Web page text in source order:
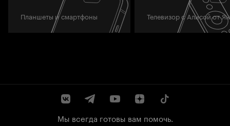
Планшеты и смартфоны Телевизор с Алисой от
Мы всегда готовы вам помочь.